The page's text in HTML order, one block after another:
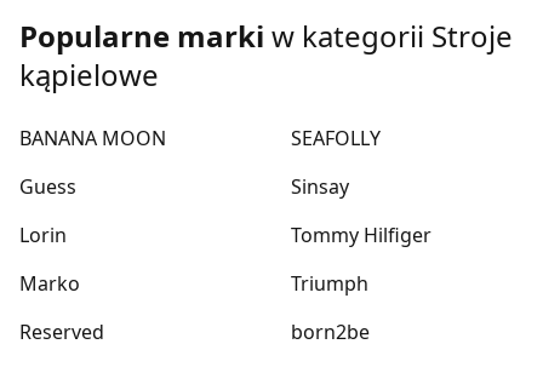
Popularne marki w kategorii Stroje
kąpielowe
BANANA MOON
Guess
Lorin
Marko
Reserved
SEAFOLLY
Sinsay
Tommy Hilfiger
Triumph
born2be